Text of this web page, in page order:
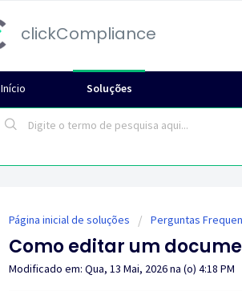
clickCompliance
Início Soluções
Página inicial de soluções Perguntas
Como editar um
Modificado em: Qua, 13 Mai, 2026 na (o) 4:18 PM